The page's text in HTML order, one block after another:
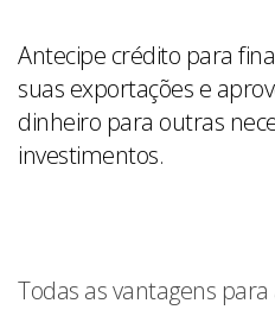
Antecipe crédito para
suas exportações e
dinheiro para outras
investimentos.
Todas as vantagens